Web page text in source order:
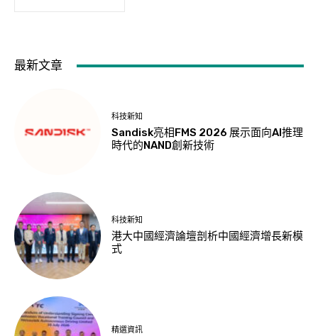
最新文章
科技新知
Sandisk亮相FMS 2026 展示面向AI推理
時代的NAND創新技術
科技新知
港大中國經濟論壇剖析中國經濟增長新模
式
精選資訊